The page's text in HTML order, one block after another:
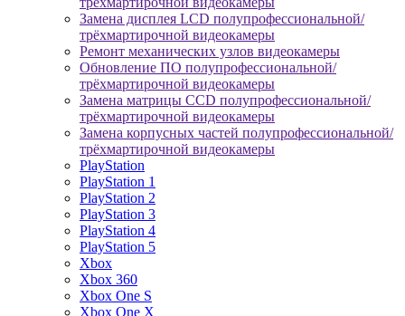
Замена дисплея LCD полупрофессиональной/
трёхмартирочной видеокамеры
Ремонт механических узлов видеокамеры
Обновление ПО полупрофессиональной/
трёхмартирочной видеокамеры
Замена матрицы CCD полупрофессиональной/
трёхмартирочной видеокамеры
Замена корпусных частей полупрофессиональной/
трёхмартирочной видеокамеры
PlayStation
PlayStation 1
PlayStation 2
PlayStation 3
PlayStation 4
PlayStation 5
Xbox
Xbox 360
Xbox One S
Xbox One X